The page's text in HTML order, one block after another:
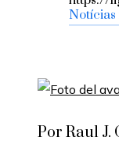
Notícias
Por Raul J.